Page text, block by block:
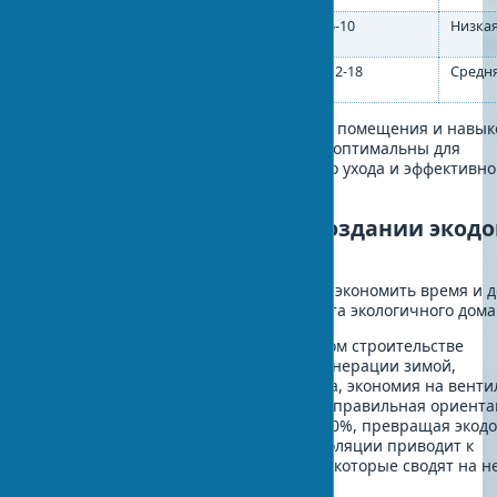
6-10
12-18
Выбор растений зависит от площади помещения и
ухода. Сансевиерия и хлорофитум — оптимальны для
начинающих, требуют минимального ухода и эффективно
Типичные ошибки при создании
Изучение чужих промахов поможет сэкономить время и
при реализации собственного проекта экологичного
Основные ошибки новичков в зеленом строительстве
очевидны. Переоценка солнечной генерации зимой,
недостаточная герметизация контура, экономия на
— классическая тройка промахов. Неправильная
окон снижает эффективность на 30-40%, превращая
обычное здание. Отсутствие пароизоляции приводит к
конденсату и плесени — проблемам, которые сводят на